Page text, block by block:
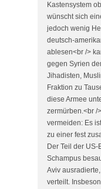
Kastensystem
wünscht sich
jedoch wenig
deutsch-
ablesen<br />
gegen Syrien
Jihadisten,
Fraktion zu
diese Armee
zermürben.<br /
vermeiden: Es
zu einer fest
Der Teil der
Schampus
Aviv
verteilt.